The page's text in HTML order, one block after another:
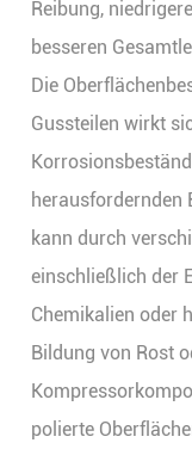
Reibung,
besseren
Die
Gussteilen wirkt
herausfordernden
kann durch
einschließlich der
Chemikalien oder
Bildung von Rost
polierte